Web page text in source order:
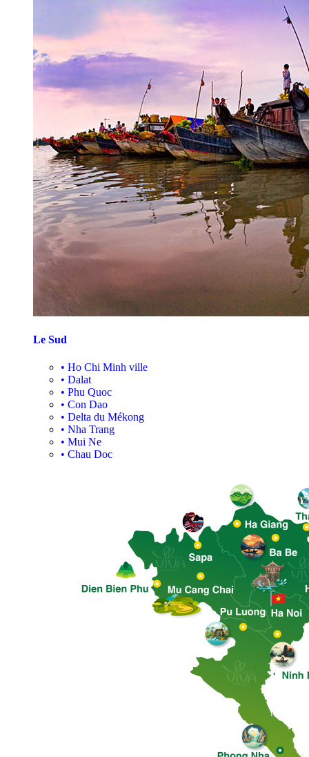
Le Sud
• Ho Chi Minh ville
• Dalat
• Phu Quoc
• Con Dao
• Delta du Mékong
• Nha Trang
• Mui Ne
• Chau Doc